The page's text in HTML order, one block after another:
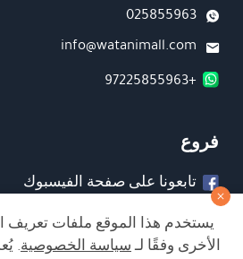
025855963
info@watanimall.com
+97225855963
فروع
تابعونا على صفحة الفيسبوك
يستخدم هذا الموقع ملفات تعريف
الأخرى وفقًا لـسياسة الخصوصية.